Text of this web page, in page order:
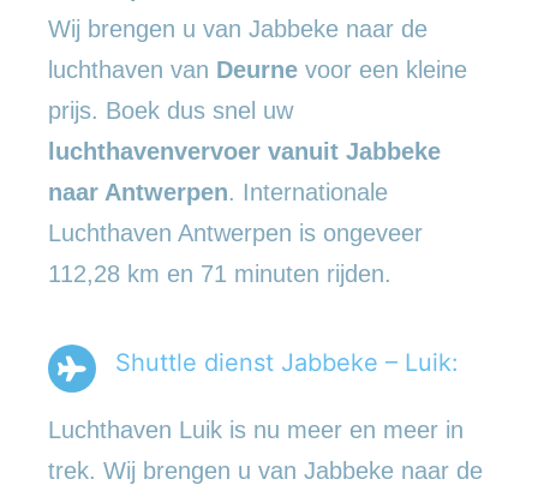
Wij brengen u van Jabbeke naar de
luchthaven van Deurne voor een kleine
prijs. Boek dus snel uw
luchthavenvervoer vanuit Jabbeke
naar Antwerpen. Internationale
Luchthaven Antwerpen is ongeveer
112,28 km en 71 minuten rijden.
Shuttle dienst Jabbeke – Luik:
Luchthaven Luik is nu meer en meer in
trek. Wij brengen u van Jabbeke naar de